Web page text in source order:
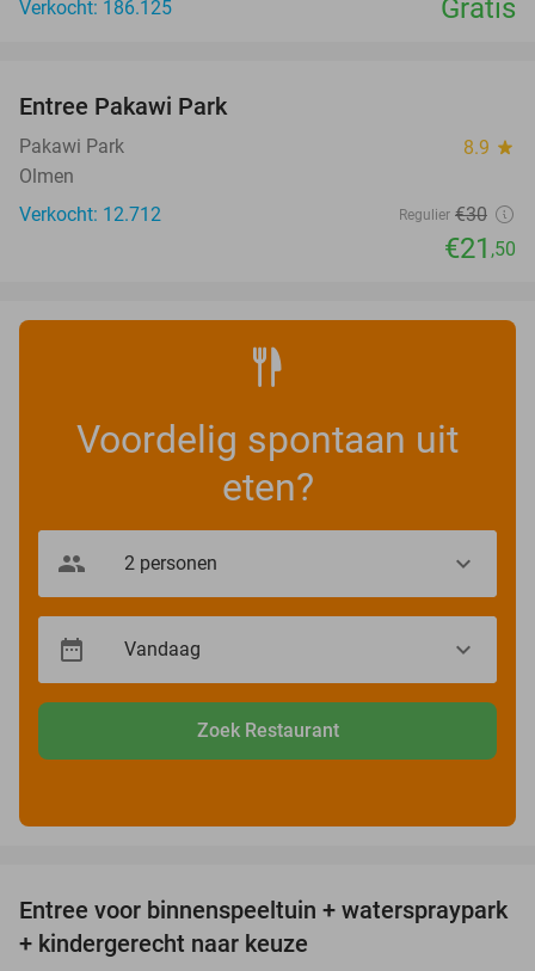
Verkocht: 186.125 Gratis
Entree Pakawi Park
Pakawi Park 8.9 star
Olmen
Verkocht: 12.712
Regulier €30
€21 ,50
Voordelig spontaan uit
eten?
Zoek Restaurant
40%
Entree voor binnenspeeltuin + waterspraypark
+ kindergerecht naar keuze